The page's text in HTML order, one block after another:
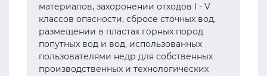
материалов, захоронении отходов I - V
классов опасности, сбросе сточных вод,
размещении в пластах горных пород
попутных вод и вод, использованных
пользователями недр для собственных
производственных и технологических